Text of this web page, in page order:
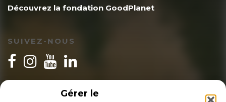
Gérer le
Découvrez la fondation GoodPlanet
SUIVEZ-NOUS
INSCRIPTION NEWSLETTER